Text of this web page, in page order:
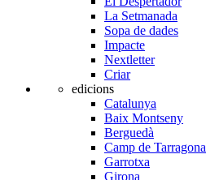
La Setmanada
Sopa de dades
Impacte
Nextletter
Criar
edicions
Catalunya
Baix Montseny
Berguedà
Camp de Tarragona
Garrotxa
Girona